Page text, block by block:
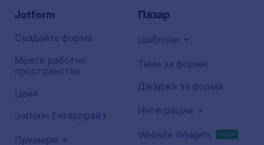
Jotform
Създайте форма
Моето работно
пространство
Цени
Jotform Ентерпрайз
Примери
Пазар
Шаблони
Теми за форми
Джаджи за форма
Интеграции
Website Widgets НОВИ